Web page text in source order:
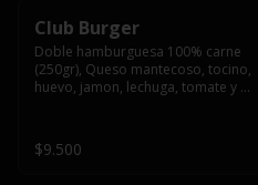
Club Burger
Doble hamburguesa 100% carne
(250gr), Queso mantecoso, tocino,
huevo, jamon, lechuga, tomate y
$9.500